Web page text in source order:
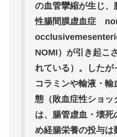
の血管攣縮が生じ、
性腸間膜虚血症
NOMI）が引き起こ
れている）。したが
コラミンや輸液・
態（敗血症性ショッ
は、腸管虚血・壊死
め経腸栄養の投与は